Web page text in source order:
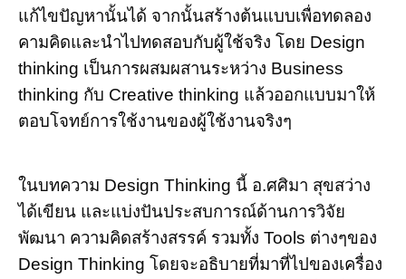
แก้ไขปัญหานั้นได้ จากนั้นสร้างต้นแบบเพื่อทดลอง
คามคิดและนำไปทดสอบกับผู้ใช้จริง โดย Design
thinking เป็นการผสมผสานระหว่าง Business
thinking กับ Creative thinking แล้วออกแบบมาให้
ตอบโจทย์การใช้งานของผู้ใช้งานจริงๆ
ในบทความ Design Thinking นี้ อ.ศศิมา สุขสว่าง
ได้เขียน และแบ่งปันประสบการณ์ด้านการวิจัย
พัฒนา ความคิดสร้างสรรค์ รวมทั้ง Tools ต่างๆของ
Design Thinking โดยจะอธิบายที่มาที่ไปของเครื่อง